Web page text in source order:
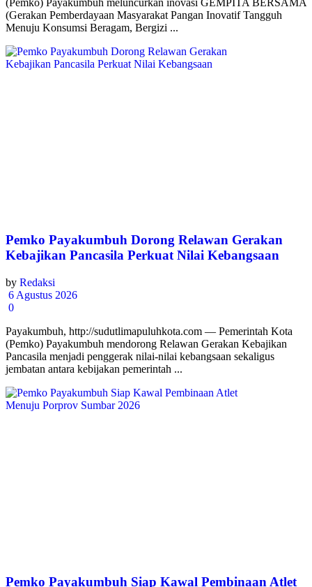
(Gerakan Pemberdayaan Masyarakat Pangan Inovatif Tangguh
Menuju Konsumsi Beragam, Bergizi ...
Pemko Payakumbuh Dorong Relawan Gerakan
Kebajikan Pancasila Perkuat Nilai Kebangsaan
by Redaksi
6 Agustus 2026
0
Payakumbuh, http://sudutlimapuluhkota.com — Pemerintah Kota
(Pemko) Payakumbuh mendorong Relawan Gerakan Kebajikan
Pancasila menjadi penggerak nilai-nilai kebangsaan sekaligus
jembatan antara kebijakan pemerintah ...
Pemko Payakumbuh Siap Kawal Pembinaan Atlet